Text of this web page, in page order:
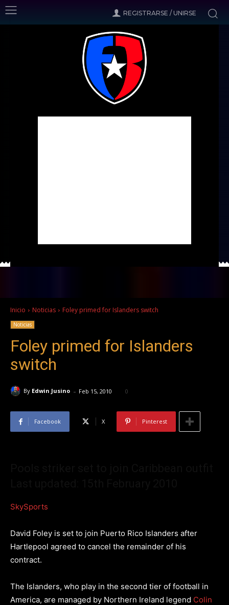
REGISTRARSE / UNIRSE
Inicio Noticias Foley primed for Islanders switch
Noticias
Foley primed for Islanders
switch
By Edwin Jusino - Feb 15, 2010 0
Facebook X Pinterest
SkySports
David Foley is set to join Puerto Rico Islanders after
Hartlepool agreed to cancel the remainder of his
contract.
The Islanders, who play in the second tier of football in
America, are managed by Northern Ireland legend Colin